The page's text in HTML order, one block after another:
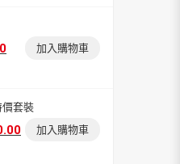
加入購物車
價套裝
加入購物車